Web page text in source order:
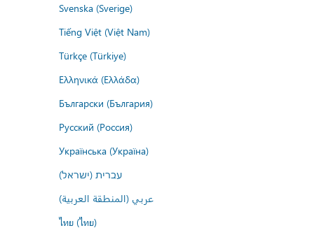
Svenska (Sverige)
Tiếng Việt (Việt Nam)
Türkçe (Türkiye)
Ελληνικά (Ελλάδα)
Български (България)
Русский (Россия)
Українська (Україна)
עברית (ישראל)
عربي (المنطقة العربية)
ไทย (ไทย)